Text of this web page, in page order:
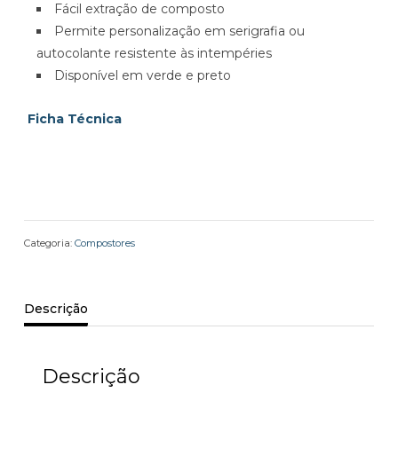
Fácil extração de composto
Permite personalização em serigrafia ou
autocolante resistente às intempéries
Disponível em verde e preto
Ficha Técnica
Categoria: Compostores
Descrição
Descrição